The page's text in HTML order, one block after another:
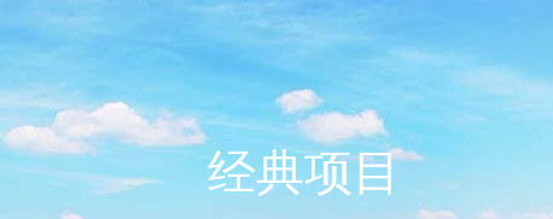
经典项目